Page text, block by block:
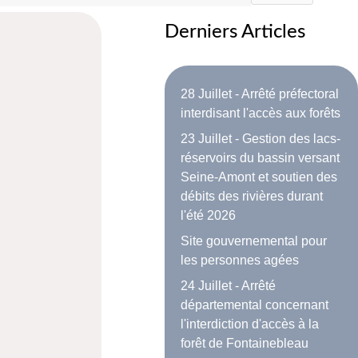
Derniers Articles
28 Juillet - Arrêté préfectoral
interdisant l'accès aux forêts
23 Juillet - Gestion des lacs-
réservoirs du bassin versant
Seine-Amont et soutien des
débits des rivières durant
l'été 2026
Site gouvernemental pour
les personnes agées
24 Juillet - Arrêté
départemental concernant
l'interdiction d'accès à la
forêt de Fontainebleau